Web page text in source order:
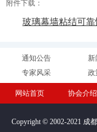
附件下载：
玻璃幕墙粘结可
通知公告 新
专家风采
政
网站首页 协会介绍
Copyright © 2002-2021 成